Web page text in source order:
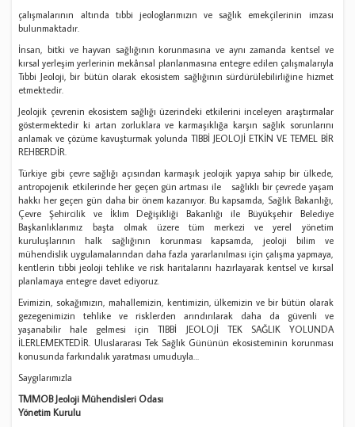
çalışmalarının altında tıbbi jeologlarımızın ve sağlık emekçilerinin imzası
bulunmaktadır.
İnsan, bitki ve hayvan sağlığının korunmasına ve aynı zamanda kentsel ve
kırsal yerleşim yerlerinin mekânsal planlanmasına entegre edilen çalışmalarıyla
Tıbbi Jeoloji, bir bütün olarak ekosistem sağlığının sürdürülebilirliğine hizmet
etmektedir.
Jeolojik çevrenin ekosistem sağlığı üzerindeki etkilerini inceleyen araştırmalar
göstermektedir ki artan zorluklara ve karmaşıklığa karşın sağlık sorunlarını
anlamak ve çözüme kavuşturmak yolunda TIBBİ JEOLOJİ ETKİN VE TEMEL BİR
REHBERDİR.
Türkiye gibi çevre sağlığı açısından karmaşık jeolojik yapıya sahip bir ülkede,
antropojenik etkilerinde her geçen gün artması ile sağlıklı bir çevrede yaşam
hakkı her geçen gün daha bir önem kazanıyor. Bu kapsamda, Sağlık Bakanlığı,
Çevre Şehircilik ve İklim Değişikliği Bakanlığı ile Büyükşehir Belediye
Başkanlıklarımız başta olmak üzere tüm merkezi ve yerel yönetim
kuruluşlarının halk sağlığının korunması kapsamda, jeoloji bilim ve
mühendislik uygulamalarından daha fazla yararlanılması için çalışma yapmaya,
kentlerin tıbbi jeoloji tehlike ve risk haritalarını hazırlayarak kentsel ve kırsal
planlamaya entegre davet ediyoruz.
Evimizin, sokağımızın, mahallemizin, kentimizin, ülkemizin ve bir bütün olarak
gezegenimizin tehlike ve risklerden arındırılarak daha da güvenli ve
yaşanabilir hale gelmesi için TIBBİ JEOLOJİ TEK SAĞLIK YOLUNDA
İLERLEMEKTEDİR. Uluslararası Tek Sağlık Gününün ekosisteminin korunması
konusunda farkındalık yaratması umuduyla…
Saygılarımızla
TMMOB Jeoloji Mühendisleri Odası
Yönetim Kurulu